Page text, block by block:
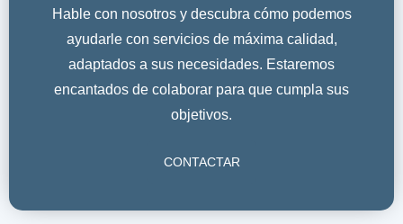
Hable con nosotros y descubra cómo podemos
ayudarle con servicios de máxima calidad,
adaptados a sus necesidades. Estaremos
encantados de colaborar para que cumpla sus
objetivos.
CONTACTAR